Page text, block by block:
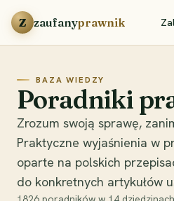
Przejdź do treści
Z zaufanyprawnik
BAZA WIEDZY
Poradniki
Zrozum swoją sprawę,
Praktyczne wyjaśnienia w
oparte na polskich
do konkretnych artykułów